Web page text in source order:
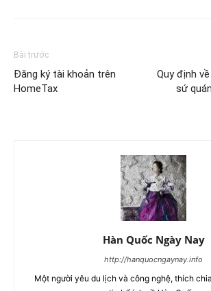
Bài trước
Đăng ký tài khoản trên
HomeTax
Quy định
sứ
Hàn Quốc Ngày Nay
http://hanquocngaynay.info
Một người yêu du lịch và công nghệ, thích